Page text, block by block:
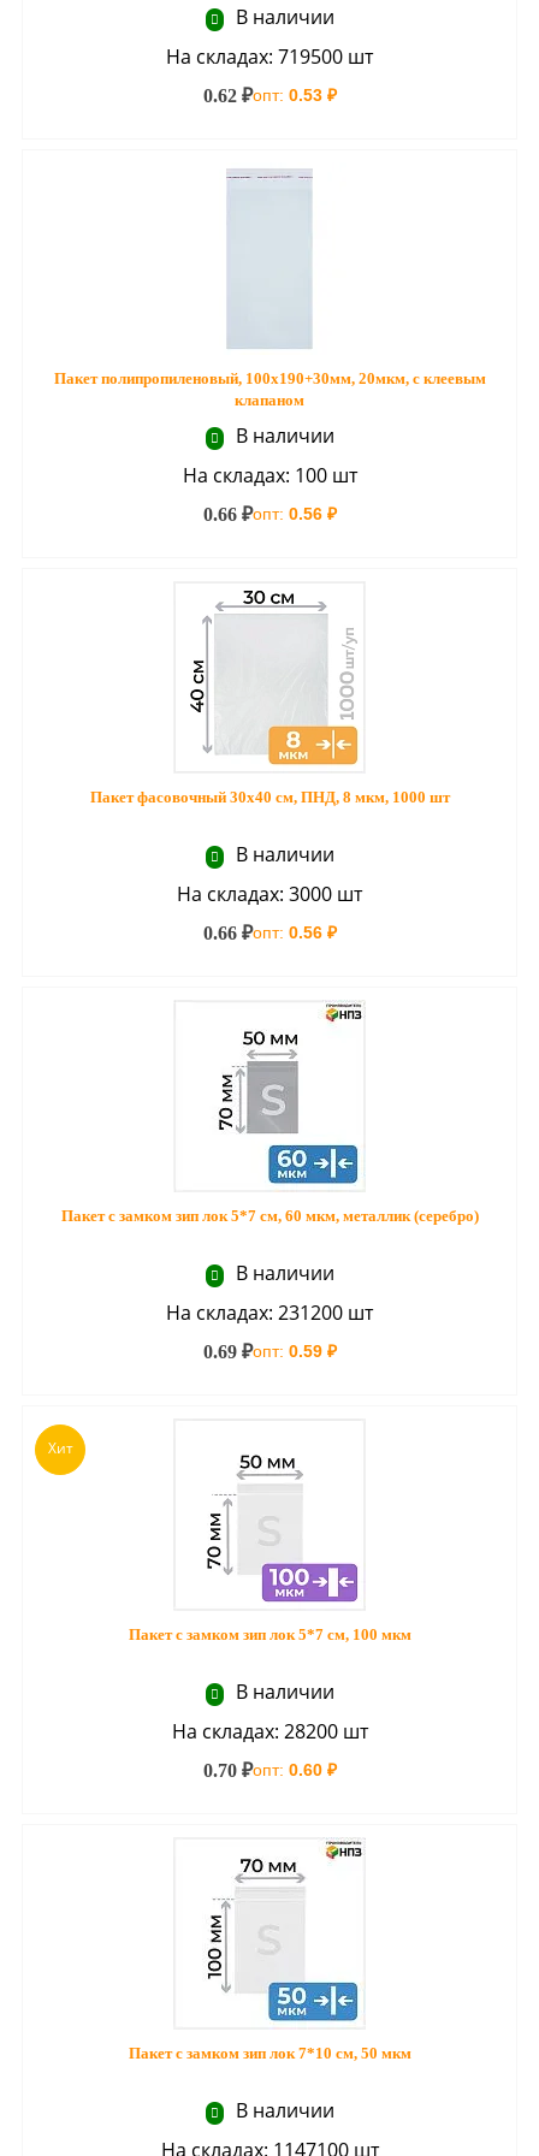
В наличии
На складах: 719500 шт
0.62 ₽опт: 0.53 ₽
Пакет полипропиленовый, 100х190+30мм, 20мкм, с клеевым
клапаном
В наличии
На складах: 100 шт
0.66 ₽опт: 0.56 ₽
Пакет фасовочный 30х40 см, ПНД, 8 мкм, 1000 шт
В наличии
На складах: 3000 шт
0.66 ₽опт: 0.56 ₽
Пакет с замком зип лок 5*7 см, 60 мкм, металлик (серебро)
В наличии
На складах: 231200 шт
0.69 ₽опт: 0.59 ₽
Хит
Пакет с замком зип лок 5*7 см, 100 мкм
В наличии
На складах: 28200 шт
0.70 ₽опт: 0.60 ₽
Пакет с замком зип лок 7*10 см, 50 мкм
В наличии
На складах: 1147100 шт